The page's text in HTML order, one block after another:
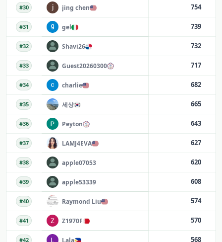
#30 jing chen 754
#31 gel 739
#32 Shavi26 732
#33 Guest20260300 717
#34 charlie 682
#35 세상 665
#36 Peyton 643
#37 LAMJ4EVA 627
#38 apple07053 620
#39 apple53339 608
#40 Raymond Liu 574
#41 Z1970F 570
#42 Lala 568